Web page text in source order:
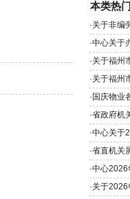
本类热门
·关于非编
整的方案
·中心关于
函
·关于福州
楼大门左
告
·关于福州
标的房地
· 国庆物业
·省政府机
商公示
·中心关于
标公告
·省直机关
开招标公告
·中心2026
·关于2026